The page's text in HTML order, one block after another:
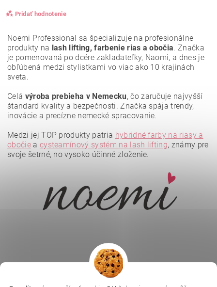
Pridať hodnotenie
Noemi Professional sa špecializuje na profesionálne
produkty na lash lifting, farbenie rias a obočia. Značka
je pomenovaná po dcére zakladateľky, Naomi, a dnes je
obľúbená medzi stylistkami vo viac ako 10 krajinách
sveta.
Celá výroba prebieha v Nemecku, čo zaručuje najvyšší
štandard kvality a bezpečnosti. Značka spája trendy,
inovácie a precízne nemecké spracovanie.
Medzi jej TOP produkty patria hybridné farby na riasy a
obočiea cysteamínový systém na lash lifting, známy pre
svoje šetrné, no vysoko účinné zloženie.